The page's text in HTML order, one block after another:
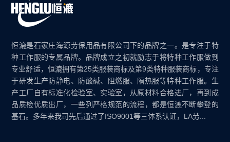
恒漉是石家庄海源劳保用品有限公司下的品牌之一。是专注于特
种工作服的专属品牌。品牌成立之初就励志于将特种工作服做到
专业舒适，恒漉拥有第25类服装商标及第9类特种服装商标，专注
于研发生产防静电、防酸碱、阻燃服、隔热服等特种工作服。生
产工厂自有标准化检验室、实验室，从原材料合格进厂，再到成
品质检优质出厂，一些列严格规范的流程，都是恒漉不断攀登的
基石。多年来我司先后通过了ISO9001等三体系认证，LA劳...